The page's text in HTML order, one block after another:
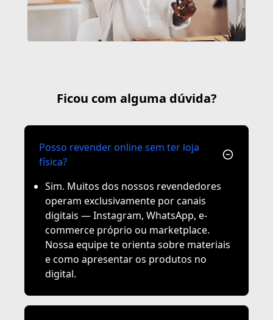
Ficou com alguma dúvida?
Posso revender online sem ter loja
física?
Sim. Muitos dos nossos revendedores
operam exclusivamente por canais
digitais — Instagram, WhatsApp, e-
commerce próprio ou marketplace.
Nossa equipe te orienta sobre materiais
e como apresentar os produtos no
digital.